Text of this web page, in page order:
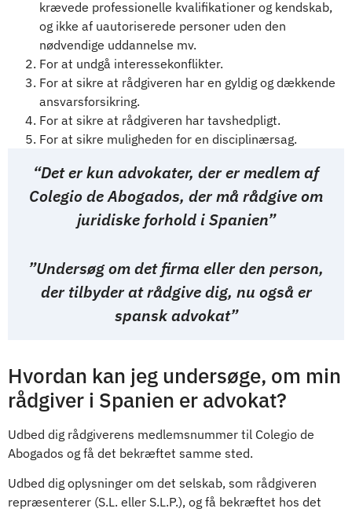
krævede professionelle kvalifikationer og kendskab,
og ikke af uautoriserede personer uden den
nødvendige uddannelse mv.
For at undgå interessekonflikter.
For at sikre at rådgiveren har en gyldig og dækkende
ansvarsforsikring.
For at sikre at rådgiveren har tavshedpligt.
For at sikre muligheden for en disciplinærsag.
“Det er kun advokater, der er medlem af
Colegio de Abogados, der må rådgive om
juridiske forhold i Spanien”
”Undersøg om det firma eller den person,
der tilbyder at rådgive dig, nu også er
spansk advokat”
Hvordan kan jeg undersøge, om min
rådgiver i Spanien er advokat?
Udbed dig rådgiverens medlemsnummer til Colegio de
Abogados og få det bekræftet samme sted.
Udbed dig oplysninger om det selskab, som rådgiveren
repræsenterer (S.L. eller S.L.P.), og få bekræftet hos det